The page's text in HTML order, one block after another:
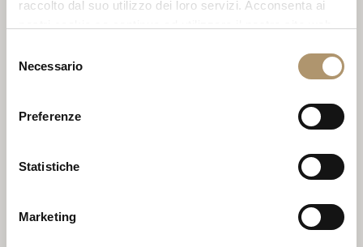
raccolto dal suo utilizzo dei loro servizi. Acconsenta ai
delNecessario
Preferenze
Statistiche
Marketing
e-Mail *
Nazione *